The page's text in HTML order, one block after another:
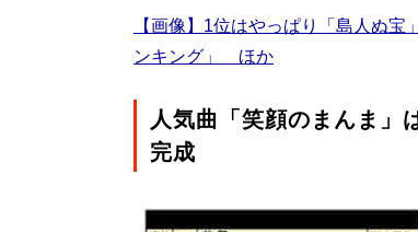
【画像】1位はやっぱり「島人ぬ
ンキング」 ほか
人気曲「笑顔のまんま」
完成